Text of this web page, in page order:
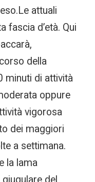
attuali
fascia d’età. Qui
della
minuti di attività
oppure
vigorosa
dei maggiori
a settimana.
la lama
del